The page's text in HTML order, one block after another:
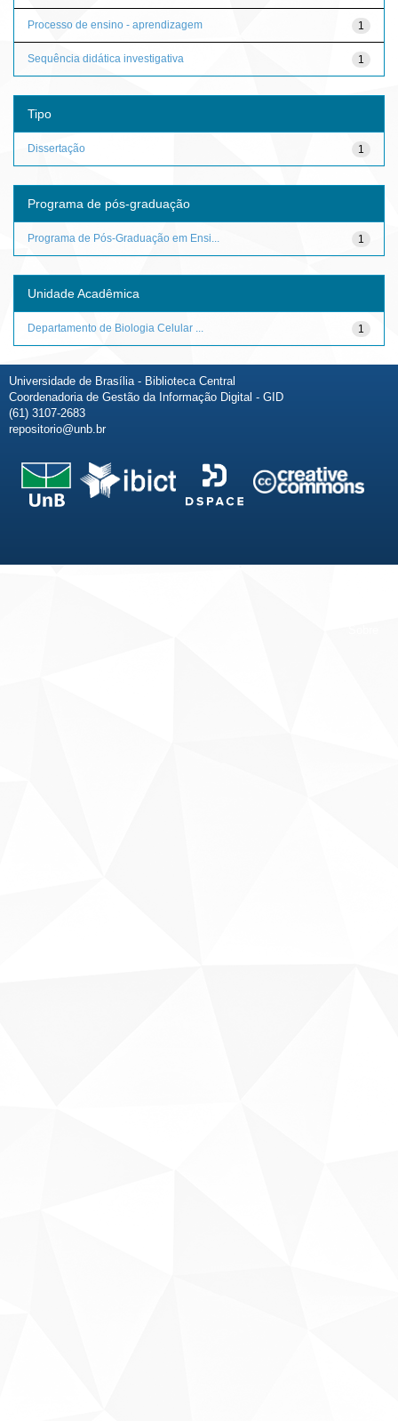
1
Processo de ensino - aprendizagem
1
Sequência didática investigativa
Tipo
1
Dissertação
Programa de pós-graduação
1
Programa de Pós-Graduação em Ensi...
Unidade Acadêmica
1
Departamento de Biologia Celular ...
Universidade de Brasília - Biblioteca Central
Coordenadoria de Gestão da Informação Digital - GID
(61) 3107-2683
repositorio@unb.br